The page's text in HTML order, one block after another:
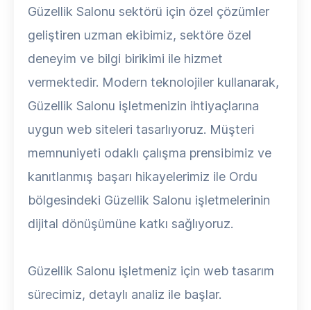
Güzellik Salonu sektörü için özel çözümler
geliştiren uzman ekibimiz, sektöre özel
deneyim ve bilgi birikimi ile hizmet
vermektedir. Modern teknolojiler kullanarak,
Güzellik Salonu işletmenizin ihtiyaçlarına
uygun web siteleri tasarlıyoruz. Müşteri
memnuniyeti odaklı çalışma prensibimiz ve
kanıtlanmış başarı hikayelerimiz ile Ordu
bölgesindeki Güzellik Salonu işletmelerinin
dijital dönüşümüne katkı sağlıyoruz.
Güzellik Salonu işletmeniz için web tasarım
sürecimiz, detaylı analiz ile başlar.